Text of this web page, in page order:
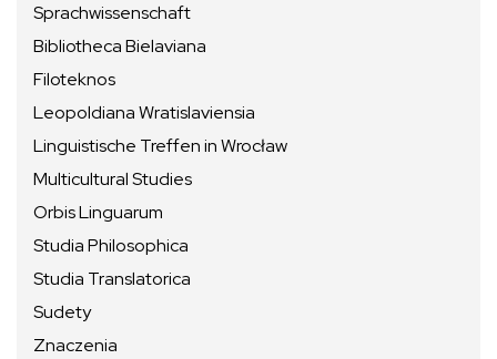
Sprachwissenschaft
Bibliotheca Bielaviana
Filoteknos
Leopoldiana Wratislaviensia
Linguistische Treffen in Wrocław
Multicultural Studies
Orbis Linguarum
Studia Philosophica
Studia Translatorica
Sudety
Znaczenia